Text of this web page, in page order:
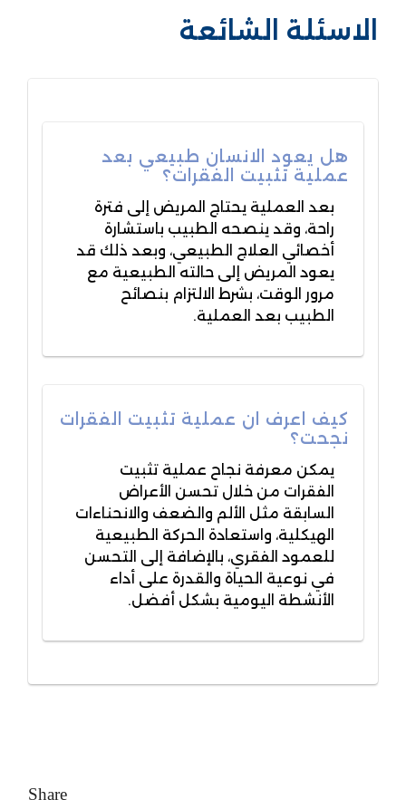
الاسئلة الشائعة
هل يعود الانسان طبيعي بعد
عملية تثبيت الفقرات؟
بعد العملية يحتاج المريض إلى فترة
راحة، وقد ينصحه الطبيب باستشارة
أخصائي العلاج الطبيعي، وبعد ذلك قد
يعود المريض إلى حالته الطبيعية مع
مرور الوقت، بشرط الالتزام بنصائح
الطبيب بعد العملية.
كيف اعرف ان عملية تثبيت الفقرات
نجحت؟
يمكن معرفة نجاح عملية تثبيت
الفقرات من خلال تحسن الأعراض
السابقة مثل الألم والضعف والانحناءات
الهيكلية، واستعادة الحركة الطبيعية
للعمود الفقري، بالإضافة إلى التحسن
في نوعية الحياة والقدرة على أداء
الأنشطة اليومية بشكل أفضل.